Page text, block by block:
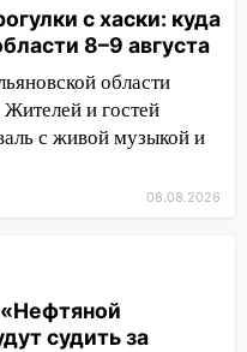
на
дома на
и рухнуло
дерево
Ульяновску:
деревья,
с хаски: куда
8–9 августа
области
и гостей
с живой музыкой и
08.08.2026
судить за